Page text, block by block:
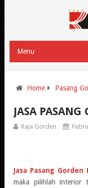
Menu
Home Pasang
JASA PASANG
Raja Gorden
Jasa Pasang Gorden
maka pilihlah interior